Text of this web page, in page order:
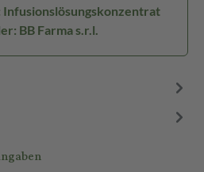
BB Farma s.r.l.